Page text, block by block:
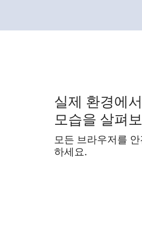
실제 환경에
모습을 살펴
모든 브라우저를
하세요.